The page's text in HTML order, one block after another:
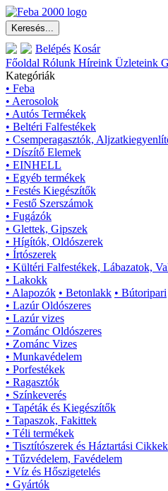
Belépés Kosár
Főoldal Rólunk Híreink Üzleteink
Kategóriák
• Feba
• Aerosolok
• Autós Termékek
• Beltéri Falfestékek
• Csemperagasztók,
• Díszítő Elemek
• EINHELL
• Egyéb termékek
• Festés Kiegészítők
• Festő Szerszámok
• Fugázók
• Glettek, Gipszek
• Hígítók, Oldószerek
• Írtószerek
• Kültéri Falfestékek, Lábazatok,
• Lakokk
• Alapozók • Betonlakk • Bútoripari
• Lazúr Oldószeres
• Lazúr vizes
• Zománc Oldószeres
• Zománc Vizes
• Munkavédelem
• Porfestékek
• Ragasztók
• Színkeverés
• Tapéták és Kiegészítők
• Tapaszok, Fakittek
• Téli termékek
• Tisztítószerek és Háztartási Cikkek
• Tűzvédelem, Favédelem
• Víz és Hőszigetelés
• Gyártók